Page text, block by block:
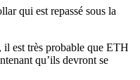
qui est repassé sous la
il est très probable que ETH
qu’ils devront se